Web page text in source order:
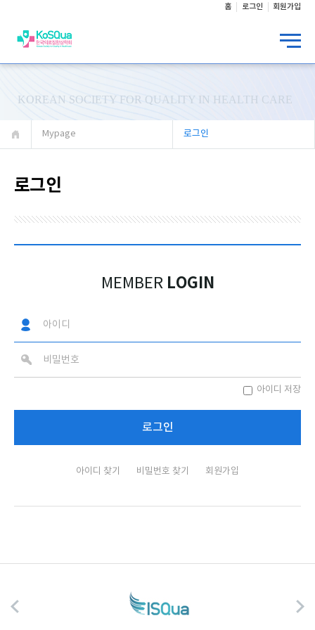
홈 로그인 회원가입
KOREAN SOCIETY FOR QUALITY IN HEALTH CARE
Mypage 로그인
로그인
MEMBER LOGIN
아이디 저장
아이디 찾기 비밀번호 찾기 회원가입